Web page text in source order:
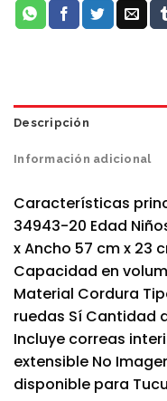
Descripción
Información adicional
Características
34943-20 Edad
x Ancho 57 cm x 23
Capacidad en
Material Cordura
ruedas Sí Cantidad
Incluye correas
extensible No
disponible para